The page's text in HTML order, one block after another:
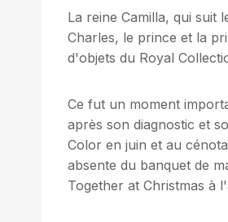
La reine Camilla, qui suit
Charles, le prince et la
d'objets du Royal
Ce fut un moment
après son diagnostic et
Color en juin et au
absente du banquet de
Together at Christmas à